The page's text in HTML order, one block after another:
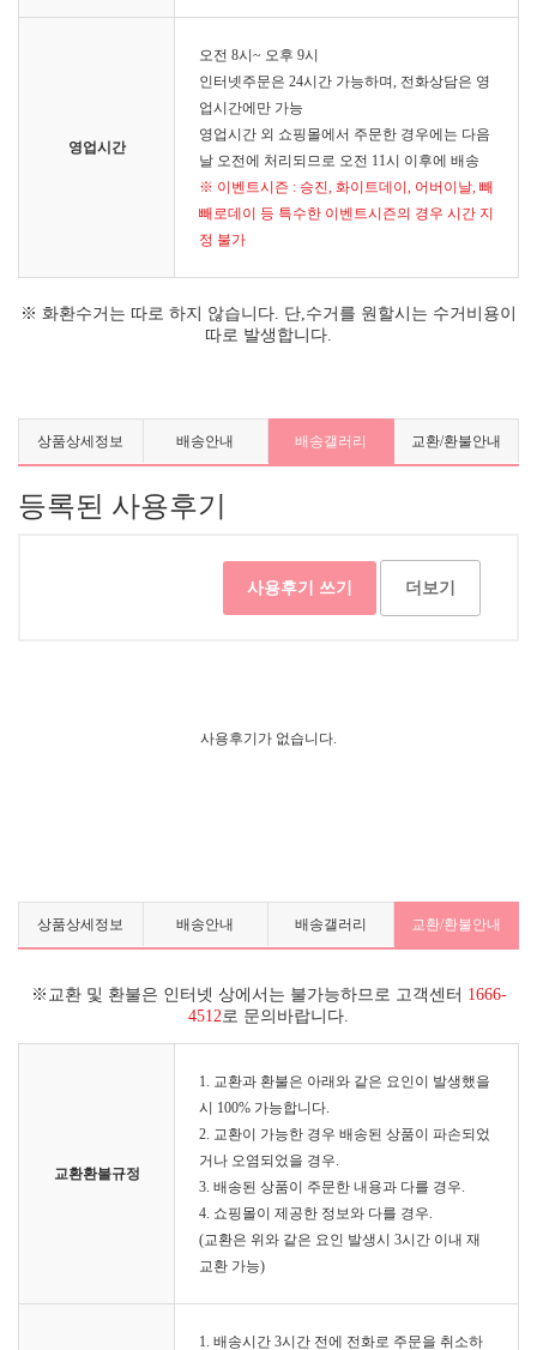
영업시간
오전 8시~ 오후 9시
인터넷주문은 24시간 가능하며, 전화상담은 영
업시간에만 가능
영업시간 외 쇼핑몰에서 주문한 경우에는 다음
날 오전에 처리되므로 오전 11시 이후에 배송
※ 이벤트시즌 : 승진, 화이트데이, 어버이날, 빼
빼로데이 등 특수한 이벤트시즌의 경우 시간 지
정 불가
※ 화환수거는 따로 하지 않습니다. 단,수거를 원할시는 수거비용이
따로 발생합니다.
상품상세정보 배송안내 배송갤러리 교환/환불안내
등록된 사용후기
사용후기 쓰기 더보기
사용후기가 없습니다.
상품상세정보 배송안내 배송갤러리 교환/환불안내
※교환 및 환불은 인터넷 상에서는 불가능하므로 고객센터 1666-
4512 로 문의바랍니다.
교환환불규정
1. 교환과 환불은 아래와 같은 요인이 발생했을
시 100% 가능합니다.
2. 교환이 가능한 경우 배송된 상품이 파손되었
거나 오염되었을 경우.
3. 배송된 상품이 주문한 내용과 다를 경우.
4. 쇼핑몰이 제공한 정보와 다를 경우.
(교환은 위와 같은 요인 발생시 3시간 이내 재
교환 가능)
1. 배송시간 3시간 전에 전화로 주문을 취소하